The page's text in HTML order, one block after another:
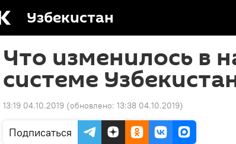
Узбекистан
Что изменилось в
системе
13:19 04.10.2019 (обновлено: 13:38 04.10.2019)
Подписаться